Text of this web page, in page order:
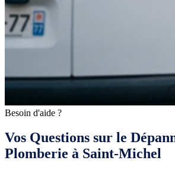
Besoin d'aide ?
Vos Questions sur le
Plomberie à Saint-Michel